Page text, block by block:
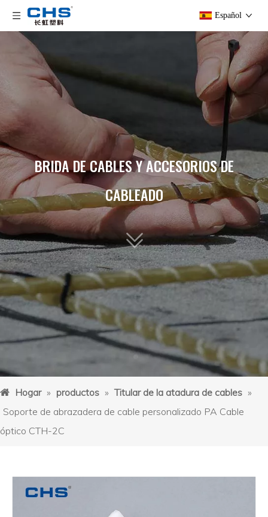
Español
BRIDA DE CABLES Y ACCESORIOS DE
CABLEADO
Hogar » productos » Titular de la atadura de cables »
Soporte de abrazadera de cable personalizado PA Cable
óptico CTH-2C